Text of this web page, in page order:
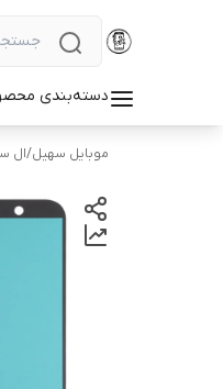
دسته‌بندی
موبایل سهیل/ال